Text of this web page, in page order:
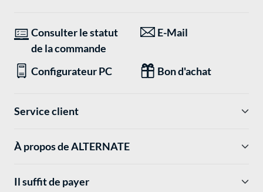
Consulter le statut
de la commande
E-Mail
Configurateur PC Bon d'achat
Service client
À propos de ALTERNATE
Il suffit de payer